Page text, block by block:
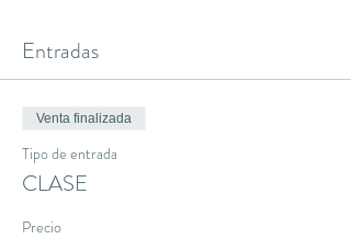
Entradas
Venta finalizada
Tipo de entrada
CLASE
Precio